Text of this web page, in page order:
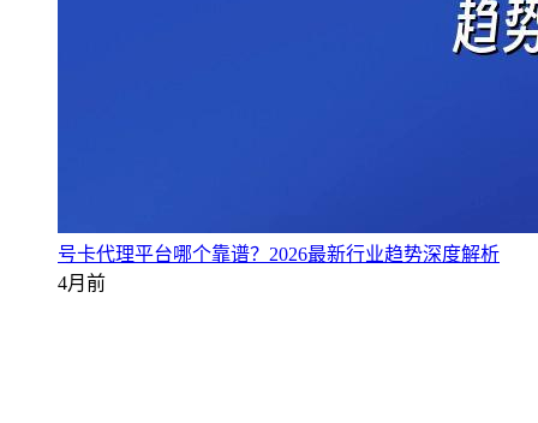
号卡代理平台哪个靠谱？2026最新行业趋势深度解析
4月前